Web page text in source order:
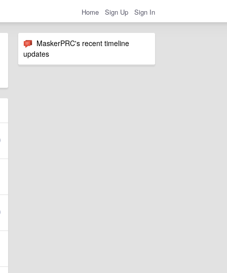
Home Sign Up Sign In
MaskerPRC's recent timeline
updates